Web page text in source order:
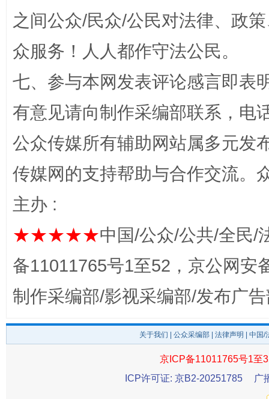
完善运行机制助力责任有效落实
之间公众/民众/公民对法律、政
众服务！人人都作守法公民。
七、参与本网发表评论感言即表
有意见请向制作采编部联系，电
公众传媒所有辅助网站属多元发
传媒网的支持帮助与合作交流。
主办 :
★★★★★中国/公众/公共/全民/
备11011765号1至52，京公网安
制作采编部/影视采编部/发布广
关于我们 公众采编部 法律声明 | 中国
京ICP备11011765号1至
ICP许可证: 京B2-20251785
广